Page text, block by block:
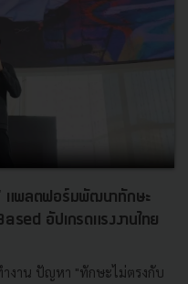
แพลตฟอร์มพัฒนาทักษะ
อัปเกรดแรงงานไทย
ำงาน ปัญหา "ทักษะไม่ตรงกับ